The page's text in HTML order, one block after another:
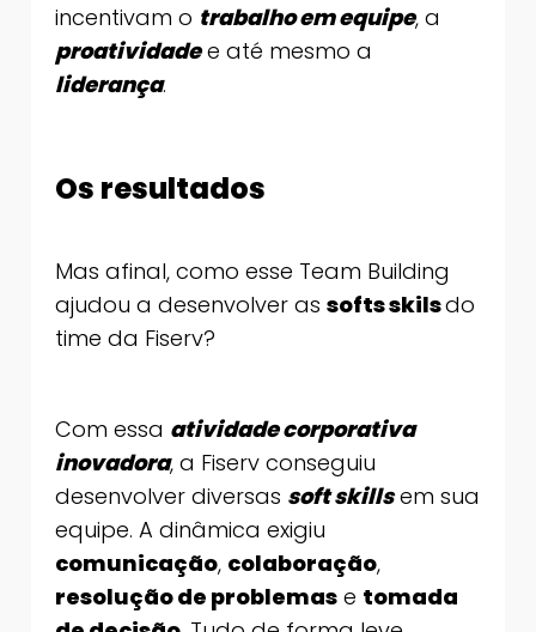
incentivam o trabalho em equipe, a
proatividadee até mesmo a
liderança.
Os resultados
Mas afinal, como esse Team Building
ajudou a desenvolver assofts skilsdo
time da Fiserv?
Com essa atividade corporativa
inovadora, a Fiserv conseguiu
desenvolver diversas soft skillsem sua
equipe. A dinâmica exigiu
comunicação, colaboração,
resolução de problemas e tomada